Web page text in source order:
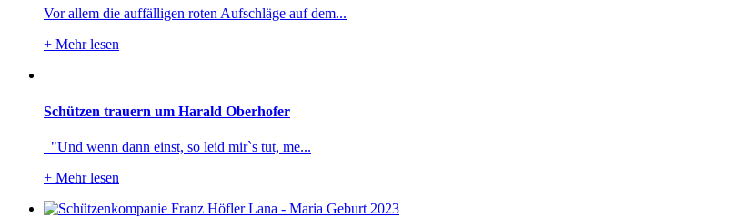
Vor allem die auffälligen roten Aufschläge auf dem...
+ Mehr lesen
Schützen trauern um Harald Oberhofer
"Und wenn dann einst, so leid mir`s tut, me...
+ Mehr lesen